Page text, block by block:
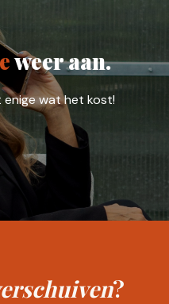
weer aan.
enige wat het kost!
?